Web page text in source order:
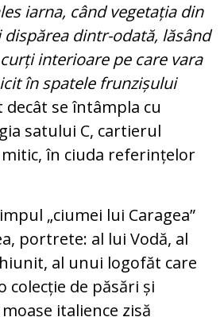
iarna, când vegetația din
dintr-odată, lăsând
interioare pe care vara
în spatele frunzișului
decât se întâmpla cu
satului C, cartierul
în ciuda referințelor
„ciumei lui Caragea”
portrete: al lui Vodă, al
al unui logofăt care
colecție de păsări și
italience zisă